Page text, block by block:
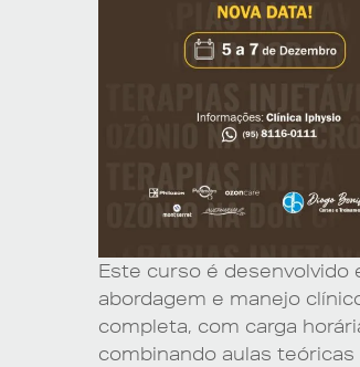
Este curso é desenvolvido
abordagem e manejo
completa, com carga
combinando aulas